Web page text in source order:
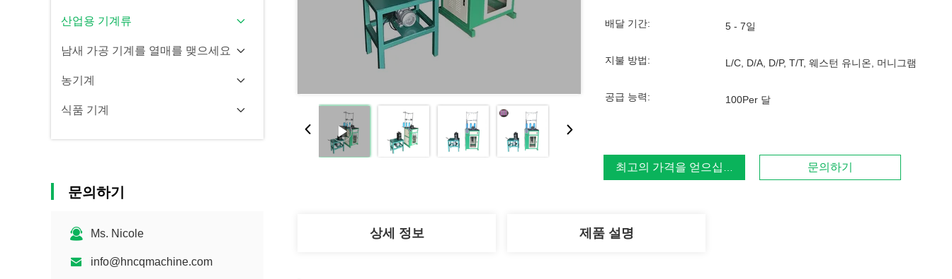
산업용 기계류
남새 가공 기계를 열매를 맺으세요
농기계
식품 기계
문의하기
Ms. Nicole
info@hncqmachine.com
배달 기간: 5 - 7일
지불 방법: L/C, D/A, D/P, T/T, 웨스턴 유니온, 머니그램
공급 능력: 100Per 달
최고의 가격을 얻으십시오 문의하기
상세 정보 제품 설명